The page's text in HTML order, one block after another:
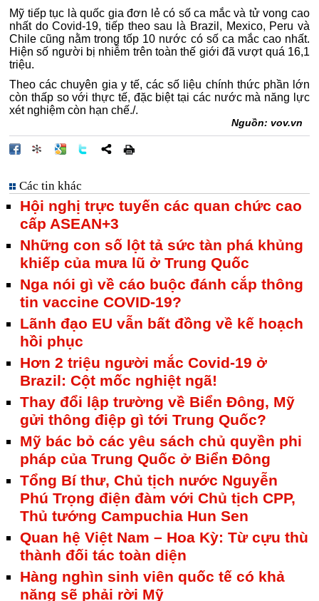
Mỹ tiếp tục là quốc gia đơn lẻ có số ca mắc và tử vong cao
nhất do Covid-19, tiếp theo sau là Brazil, Mexico, Peru và
Chile cũng nằm trong tốp 10 nước có số ca mắc cao nhất.
Hiện số người bị nhiễm trên toàn thế giới đã vượt quá 16,1
triệu.
Theo các chuyên gia y tế, các số liệu chính thức phần lớn
còn thấp so với thực tế, đặc biệt tại các nước mà năng lực
xét nghiệm còn hạn chế./.
Nguồn: vov.vn
Các tin khác
Hội nghị trực tuyến các quan chức cao
cấp ASEAN+3
Những con số lột tả sức tàn phá khủng
khiếp của mưa lũ ở Trung Quốc
Nga nói gì về cáo buộc đánh cắp thông
tin vaccine COVID-19?
Lãnh đạo EU vẫn bất đồng về kế hoạch
hồi phục
Hơn 2 triệu người mắc Covid-19 ở
Brazil: Cột mốc nghiệt ngã!
Thay đổi lập trường về Biển Đông, Mỹ
gửi thông điệp gì tới Trung Quốc?
Mỹ bác bỏ các yêu sách chủ quyền phi
pháp của Trung Quốc ở Biển Đông
Tổng Bí thư, Chủ tịch nước Nguyễn
Phú Trọng điện đàm với Chủ tịch CPP,
Thủ tướng Campuchia Hun Sen
Quan hệ Việt Nam – Hoa Kỳ: Từ cựu thù
thành đối tác toàn diện
Hàng nghìn sinh viên quốc tế có khả
năng sẽ phải rời Mỹ